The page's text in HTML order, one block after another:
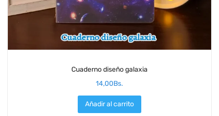
Cuaderno diseño galaxia
14,00Bs.
Añadir al carrito